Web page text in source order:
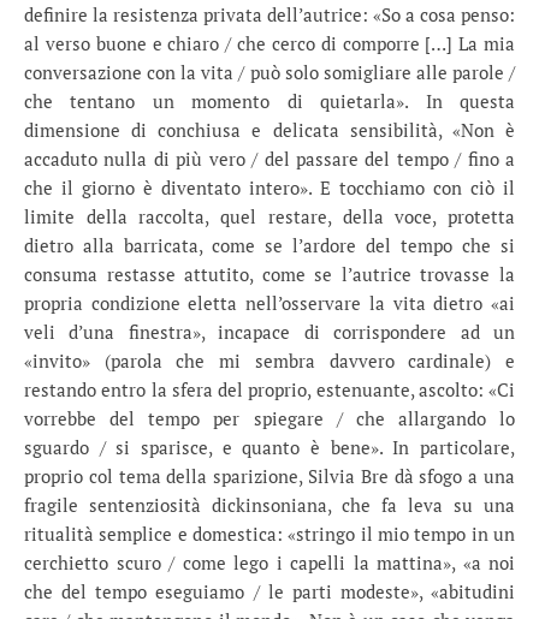
definire la resistenza privata dell’autrice: «So a cosa penso:
al verso buone e chiaro / che cerco di comporre […] La mia
conversazione con la vita / può solo somigliare alle parole /
che tentano un momento di quietarla». In questa
dimensione di conchiusa e delicata sensibilità, «Non è
accaduto nulla di più vero / del passare del tempo / fino a
che il giorno è diventato intero». E tocchiamo con ciò il
limite della raccolta, quel restare, della voce, protetta
dietro alla barricata, come se l’ardore del tempo che si
consuma restasse attutito, come se l’autrice trovasse la
propria condizione eletta nell’osservare la vita dietro «ai
veli d’una finestra», incapace di corrispondere ad un
«invito» (parola che mi sembra davvero cardinale) e
restando entro la sfera del proprio, estenuante, ascolto: «Ci
vorrebbe del tempo per spiegare / che allargando lo
sguardo / si sparisce, e quanto è bene». In particolare,
proprio col tema della sparizione, Silvia Bre dà sfogo a una
fragile sentenziosità dickinsoniana, che fa leva su una
ritualità semplice e domestica: «stringo il mio tempo in un
cerchietto scuro / come lego i capelli la mattina», «a noi
che del tempo eseguiamo / le parti modeste», «abitudini